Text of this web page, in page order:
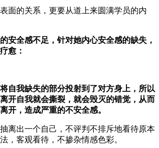
面的关系，更要从道上来圆满学员的内
安全感不足，针对她内心安全感的缺失，
愈：
自我缺失的部分投射到了对方身上，所以
开自我就会撕裂，就会毁灭的错觉，从而
开，造成严重的不安全感。
离出一个自己，不评判不排斥地看待原本
，客观看待，不掺杂情感色彩。